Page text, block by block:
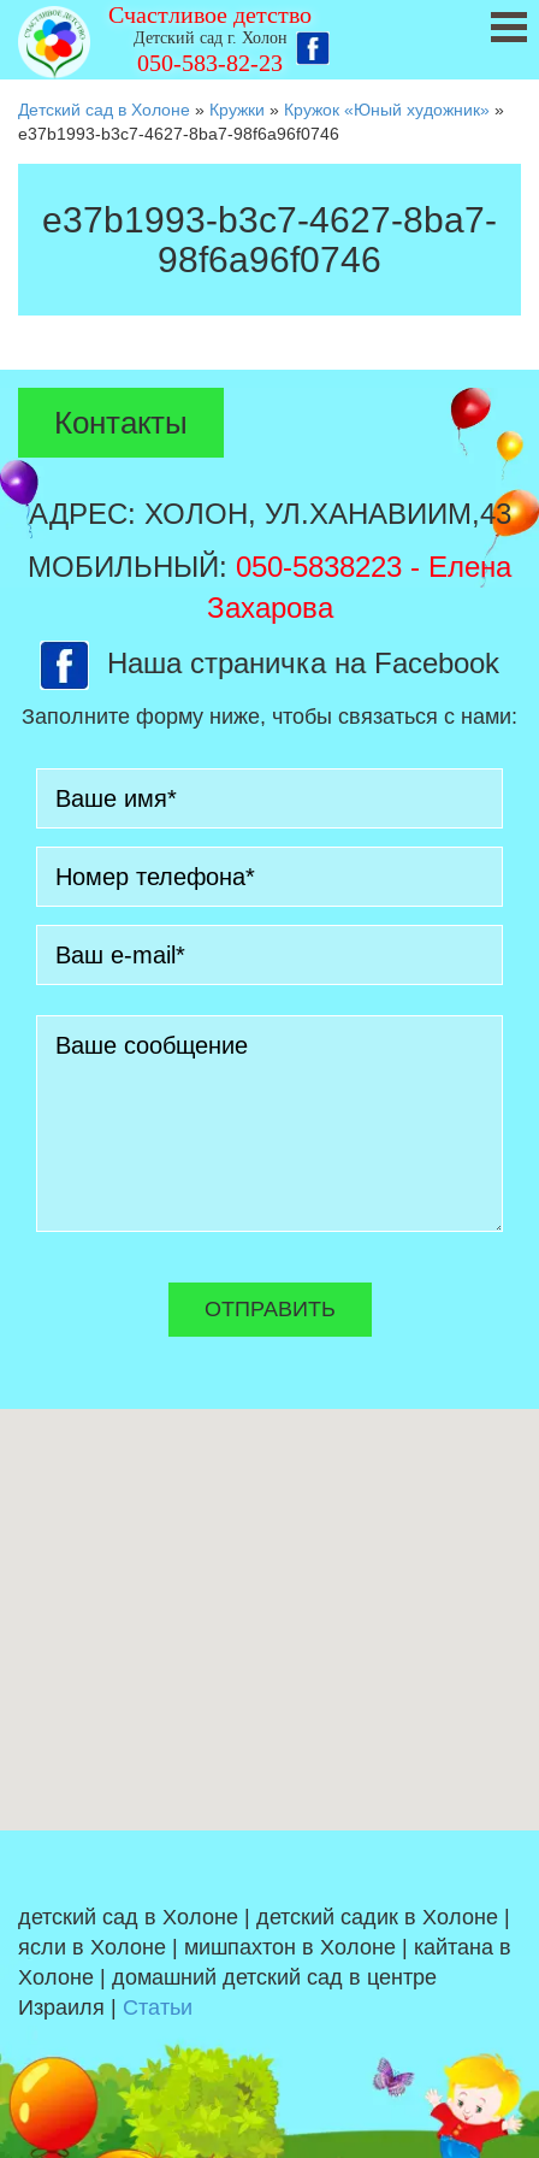
Счастливое детство
Детский сад г. Холон
050-583-82-23
Детский сад в Холоне » Кружки » Кружок «Юный художник» »
e37b1993-b3c7-4627-8ba7-98f6a96f0746
e37b1993-b3c7-4627-8ba7-
98f6a96f0746
Контакты
АДРЕС: ХОЛОН, УЛ.ХАНАВИИМ,43
МОБИЛЬНЫЙ: 050-5838223 - Елена
Захарова
Наша страничка на Facebook
Заполните форму ниже, чтобы связаться с нами:
детский сад в Холоне | детский садик в Холоне |
ясли в Холоне | мишпахтон в Холоне | кайтана в
Холоне | домашний детский сад в центре
Израиля | Статьи